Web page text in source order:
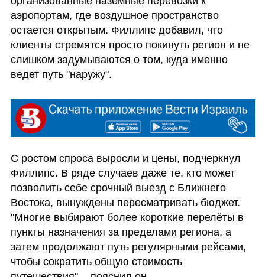
аэропортам, где воздушное пространство
остается открытым. Филлипс добавил, что
клиенты стремятся просто покинуть регион и не
слишком задумываются о том, куда именно
ведет путь "наружу".
С ростом спроса выросли и цены, подчеркнул
Филлипс. В ряде случаев даже те, кто может
позволить себе срочный выезд с Ближнего
Востока, вынуждены пересматривать бюджет.
"Многие выбирают более короткие перелёты в
пункты назначения за пределами региона, а
затем продолжают путь регулярными рейсами,
чтобы сократить общую стоимость